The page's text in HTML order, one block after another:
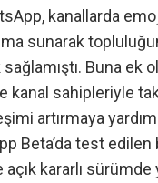
kanallarda
sunarak
Buna ek
kanal sahipleriyle
artırmaya
Beta’da test edilen
kararlı sürümde